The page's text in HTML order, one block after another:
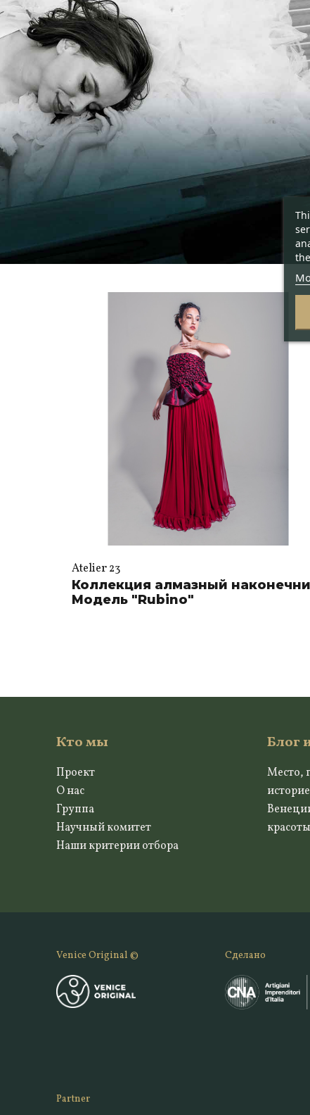
Atelier 23
Коллекция алмазный
Модель "Rubino"
Кто мы
Проект
О нас
Группа
Научный комитет
Наши критерии отбора
Блог
Место,
красоты
Venice Original © Сделано
Partner